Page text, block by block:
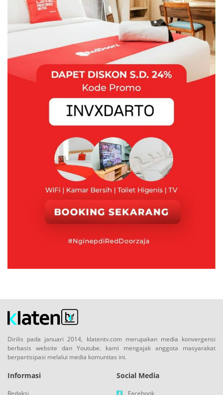
Dirilis pada januari 2014, klatentv.com merupakan media konvergensi
berbasis website dan Youtube. kami mengajak anggota masyarakat
berpartisipasi melalui media komunitas ini.
Informasi Social Media